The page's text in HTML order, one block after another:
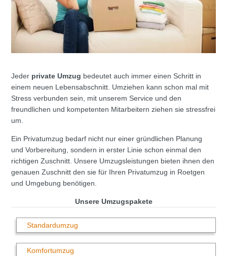
Jeder private Umzug bedeutet auch immer einen Schritt in
einem neuen Lebensabschnitt. Umziehen kann schon mal mit
Stress verbunden sein, mit unserem Service und den
freundlichen und kompetenten Mitarbeitern ziehen sie stressfrei
um.
Ein Privatumzug bedarf nicht nur einer gründlichen Planung
und Vorbereitung, sondern in erster Linie schon einmal den
richtigen Zuschnitt. Unsere Umzugsleistungen bieten ihnen den
genauen Zuschnitt den sie für Ihren Privatumzug in Roetgen
und Umgebung benötigen.
Unsere Umzugspakete
Standardumzug
Komfortumzug